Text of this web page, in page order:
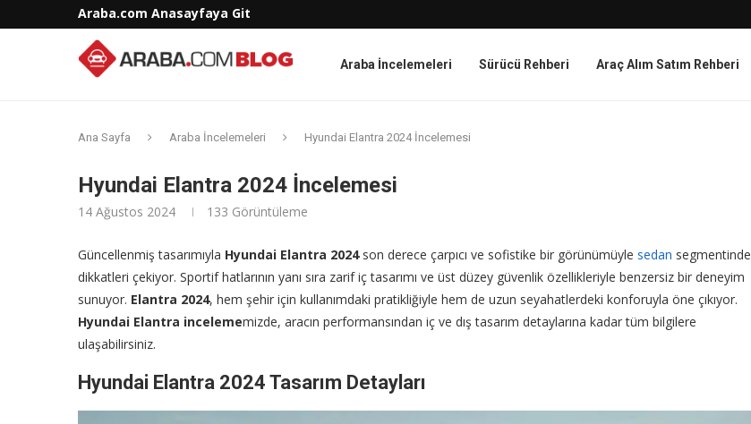
Araba.com Anasayfaya Git
Araba İncelemeleri Sürücü Rehberi Araç Alım Satım Rehberi
Ana Sayfa Araba İncelemeleri Hyundai Elantra 2024 İncelemesi
Hyundai Elantra 2024 İncelemesi
14 Ağustos 2024 133 Görüntüleme
Güncellenmiş tasarımıyla Hyundai Elantra 2024son derece çarpıcı ve sofistike bir görünümüyle sedan segmentinde
dikkatleri çekiyor. Sportif hatlarının yanı sıra zarif iç tasarımı ve üst düzey güvenlik özellikleriyle benzersiz bir deneyim
sunuyor. Elantra 2024, hem şehir için kullanımdaki pratikliğiyle hem de uzun seyahatlerdeki konforuyla öne çıkıyor.
Hyundai Elantra incelememizde, aracın performansından iç ve dış tasarım detaylarına kadar tüm bilgilere
ulaşabilirsiniz.
Hyundai Elantra 2024 Tasarım Detayları